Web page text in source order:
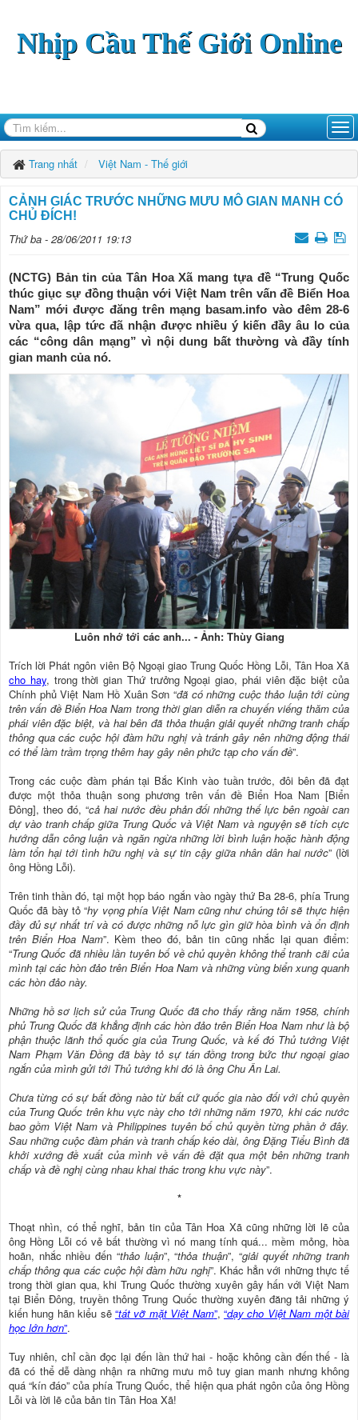
Nhịp Cầu Thế Giới Online
Trang nhất Việt Nam - Thế giới
CẢNH GIÁC TRƯỚC NHỮNG MƯU MÔ GIAN MANH CÓ
CHỦ ÐÍCH!
Thứ ba - 28/06/2011 19:13
(NCTG) Bản tin của Tân Hoa Xã mang tựa đề “Trung Quốc
thúc giục sự đồng thuận với Việt Nam trên vấn đề Biển Hoa
Nam” mới được đăng trên mạng basam.info vào đêm 28-6
vừa qua, lập tức đã nhận được nhiều ý kiến đầy âu lo của
các “công dân mạng” vì nội dung bất thường và đầy tính
gian manh của nó.
Luôn nhớ tới các anh... - Ảnh: Thùy Giang
Trích lời Phát ngôn viên Bộ Ngoại giao Trung Quốc Hồng Lỗi, Tân Hoa Xã
cho hay, trong thời gian Thứ trưởng Ngoại giao, phái viên đặc biệt của
Chính phủ Việt Nam Hồ Xuân Sơn “đã có những cuộc thảo luận tới cùng
trên vấn đề Biển Hoa Nam trong thời gian diễn ra chuyến viếng thăm của
phái viên đặc biệt, và hai bên đã thỏa thuận giải quyết những tranh chấp
thông qua các cuộc hội đàm hữu nghị và tránh gây nên những động thái
có thể làm trầm trọng thêm hay gây nên phức tạp cho vấn đề”.
Trong các cuộc đàm phán tại Bắc Kinh vào tuần trước, đôi bên đã đạt
được một thỏa thuận song phương trên vấn đề Biển Hoa Nam [Biển
Đông], theo đó, “cả hai nước đều phản đối những thế lực bên ngoài can
dự vào tranh chấp giữa Trung Quốc và Việt Nam và nguyện sẽ tích cực
hướng dẫn công luận và ngăn ngừa những lời bình luận hoặc hành động
làm tổn hại tới tình hữu nghị và sự tin cậy giữa nhân dân hai nước” (lời
ông Hồng Lỗi).
Trên tinh thần đó, tại một họp báo ngắn vào ngày thứ Ba 28-6, phía Trung
Quốc đã bày tỏ “hy vọng phía Việt Nam cũng như chúng tôi sẽ thực hiện
đầy đủ sự nhất trí và có được những nỗ lực gìn giữ hòa bình và ổn định
trên Biển Hoa Nam”. Kèm theo đó, bản tin cũng nhắc lại quan điểm:
“Trung Quốc đã nhiều lần tuyên bố về chủ quyền không thể tranh cãi của
mình tại các hòn đảo trên Biển Hoa Nam và những vùng biển xung quanh
các hòn đảo này.
Những hồ sơ lịch sử của Trung Quốc đã cho thấy rằng năm 1958, chính
phủ Trung Quốc đã khẳng định các hòn đảo trên Biển Hoa Nam như là bộ
phận thuộc lãnh thổ quốc gia của Trung Quốc, và kế đó Thủ tướng Việt
Nam Phạm Văn Đồng đã bày tỏ sự tán đồng trong bức thư ngoại giao
ngắn của mình gửi tới Thủ tướng khi đó là ông Chu Ân Lai.
Chưa từng có sự bất đồng nào từ bất cứ quốc gia nào đối với chủ quyền
của Trung Quốc trên khu vực này cho tới những năm 1970, khi các nước
bao gồm Việt Nam và Philippines tuyên bố chủ quyền từng phần ở đây.
Sau những cuộc đàm phán và tranh chấp kéo dài, ông Đặng Tiểu Bình đã
khởi xướng đề xuất của mình về vấn đề đặt qua một bên những tranh
chấp và đề nghị cùng nhau khai thác trong khu vực này”.
*
Thoạt nhìn, có thể nghĩ, bản tin của Tân Hoa Xã cũng những lời lẽ của
ông Hồng Lỗi có vẻ bất thường vì nó mang tính quá... mềm mỏng, hòa
hoãn, nhắc nhiều đến “thảo luận”, “thỏa thuận”, “giải quyết những tranh
chấp thông qua các cuộc hội đàm hữu nghị”. Khác hẳn với những thực tế
trong thời gian qua, khi Trung Quốc thường xuyên gây hấn với Việt Nam
tại Biển Ðông, truyền thông Trung Quốc thường xuyên đăng tải những ý
kiến hung hãn kiểu sẽ “tát vỡ mặt Việt Nam”,“dạy cho Việt Nam một bài
học lớn hơn”.
Tuy nhiên, chỉ cần đọc lại đến lần thứ hai - hoặc không cần đến thế - là
đã có thể dễ dàng nhận ra những mưu mô tuy gian manh nhưng không
quá “kín đáo” của phía Trung Quốc, thể hiện qua phát ngôn của ông Hồng
Lỗi và lời lẽ của bản tin Tân Hoa Xã!